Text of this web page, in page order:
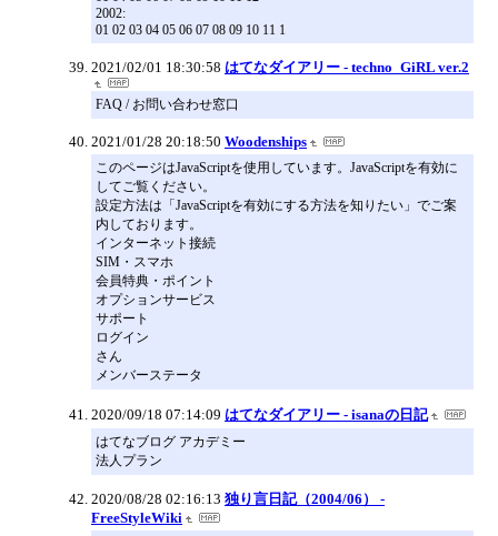
2002:
01 02 03 04 05 06 07 08 09 10 11 1
2021/02/01 18:30:58 はてなダイアリー - techno_GiRL ver.2
FAQ / お問い合わせ窓口
2021/01/28 20:18:50 Woodenships
このページはJavaScriptを使用しています。JavaScriptを有効に
してご覧ください。
設定方法は「JavaScriptを有効にする方法を知りたい」でご案
内しております。
インターネット接続
SIM・スマホ
会員特典・ポイント
オプションサービス
サポート
ログイン
さん
メンバーステータ
2020/09/18 07:14:09 はてなダイアリー - isanaの日記
はてなブログ アカデミー
法人プラン
2020/08/28 02:16:13 独り言日記（2004/06） -
FreeStyleWiki